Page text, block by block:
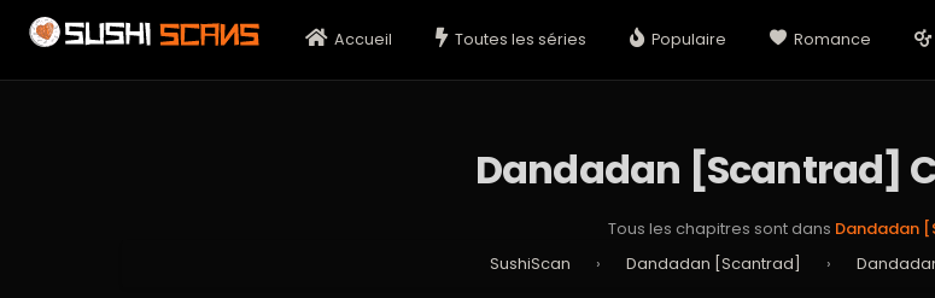
Accueil Toutes les séries Populaire Romance
Dandadan [Scantrad]
Tous les chapitres sont dans Dandadan
SushiScan
› Dandadan [Scantrad] ›